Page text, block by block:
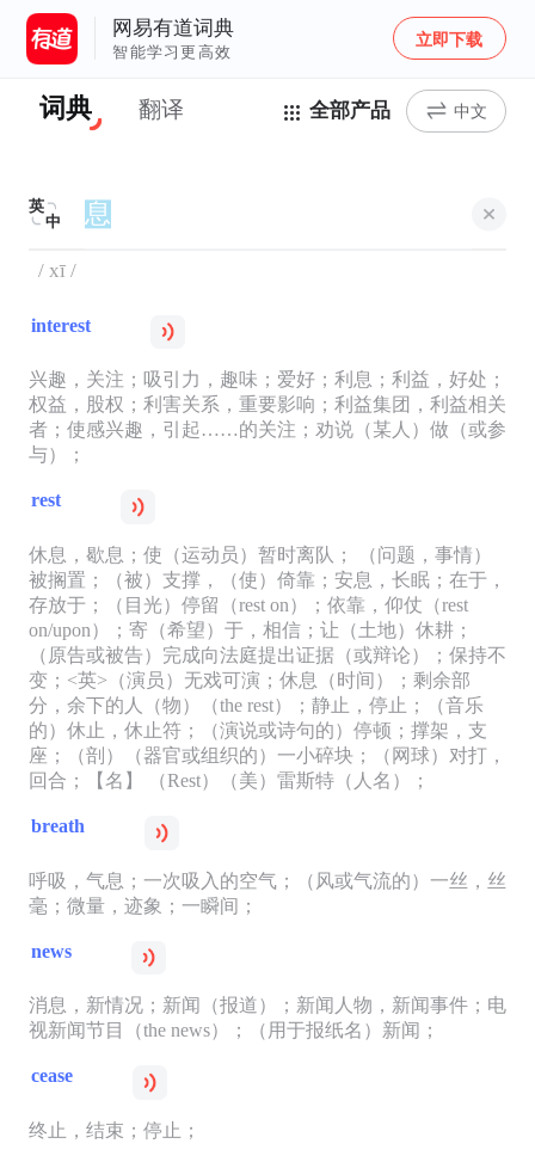
网易有道词典
智能学习更高效
立即下载
词典 翻译 全部产品 中文
英
中
/ xī /
interest
兴趣，关注；吸引力，趣味；爱好；利息；利益，好处；
权益，股权；利害关系，重要影响；利益集团，利益相关
者；使感兴趣，引起……的关注；劝说（某人）做（或参
与）；
rest
休息，歇息；使（运动员）暂时离队； （问题，事情）
被搁置；（被）支撑，（使）倚靠；安息，长眠；在于，
存放于；（目光）停留（rest on）；依靠，仰仗（rest
on/upon）；寄（希望）于，相信；让（土地）休耕；
（原告或被告）完成向法庭提出证据（或辩论）；保持不
变；<英>（演员）无戏可演；休息（时间）；剩余部
分，余下的人（物）（the rest）；静止，停止；（音乐
的）休止，休止符；（演说或诗句的）停顿；撑架，支
座；（剖）（器官或组织的）一小碎块；（网球）对打，
回合；【名】 （Rest）（美）雷斯特（人名）；
breath
呼吸，气息；一次吸入的空气；（风或气流的）一丝，丝
毫；微量，迹象；一瞬间；
news
消息，新情况；新闻（报道）；新闻人物，新闻事件；电
视新闻节目（the news）；（用于报纸名）新闻；
cease
终止，结束；停止；